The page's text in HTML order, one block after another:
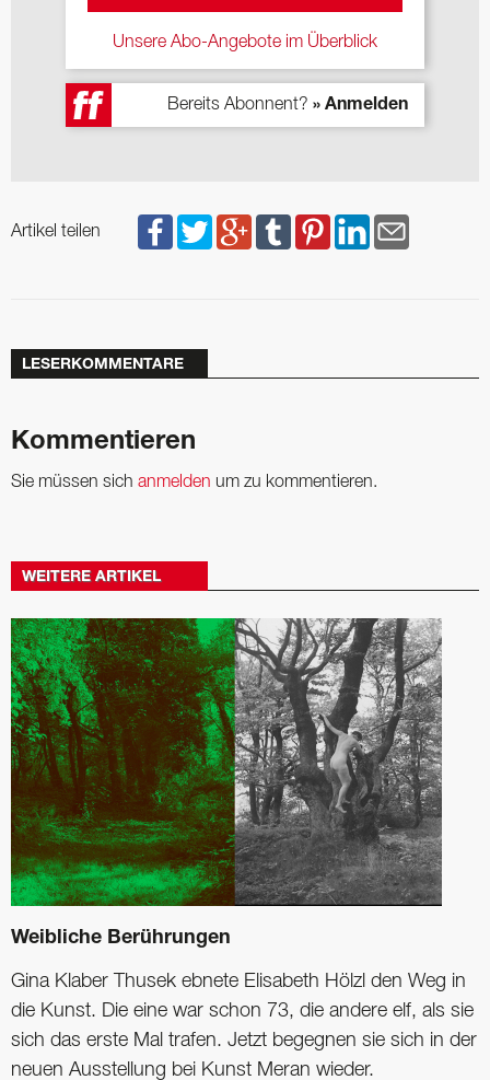
Unsere Abo-Angebote im Überblick
Bereits Abonnent? » Anmelden
Artikel teilen
LESERKOMMENTARE
Kommentieren
Sie müssen sich anmelden um zu kommentieren.
WEITERE ARTIKEL
Weibliche Berührungen
Gina Klaber Thusek ebnete Elisabeth Hölzl den Weg in
die Kunst. Die eine war schon 73, die andere elf, als sie
sich das erste Mal trafen. Jetzt begegnen sie sich in der
neuen Ausstellung bei Kunst Meran wieder.